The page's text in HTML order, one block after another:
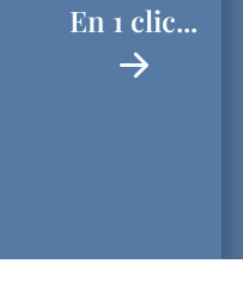
En 1 clic...